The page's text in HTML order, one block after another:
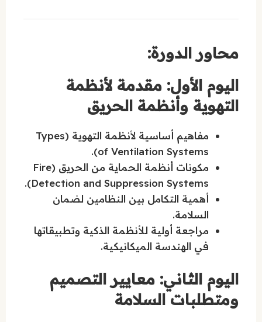
محاور الدورة:
اليوم الأول: مقدمة لأنظمة
التهوية وأنظمة الحريق
مفاهيم أساسية لأنظمة التهوية (Types
of Ventilation Systems).
مكونات أنظمة الحماية من الحريق (Fire
Detection and Suppression Systems).
أهمية التكامل بين النظامين لضمان
السلامة.
مراجعة أولية للأنظمة الذكية وتطبيقاتها
في الهندسة الميكانيكية.
اليوم الثاني: معايير التصميم
ومتطلبات السلامة